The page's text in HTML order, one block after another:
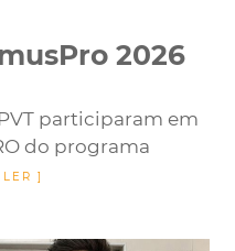
2026
participaram em
do programa